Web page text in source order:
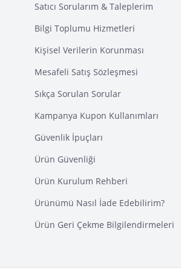
Satıcı Sorularım & Taleplerim
Bilgi Toplumu Hizmetleri
Kişisel Verilerin Korunması
Mesafeli Satış Sözleşmesi
Sıkça Sorulan Sorular
Kampanya Kupon Kullanımları
Güvenlik İpuçları
Ürün Güvenliği
Ürün Kurulum Rehberi
Ürünümü Nasıl İade Edebilirim?
Ürün Geri Çekme Bilgilendirmeleri